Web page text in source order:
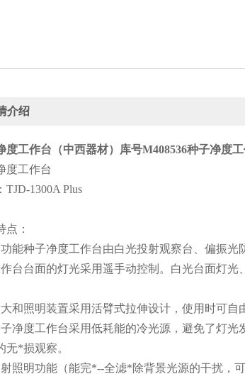
介绍
度工作台（中西器材）库号M408536种子净度
度工作台
TJD-1300A Plus
点：
能种子净度工作台由白光投射观察台、偏振光
台台面的灯光采用遥手动控制。白光台面灯
和照明装置采用活臂式拉伸设计，使用时可自
净度工作台采用低耗能的冷光源，避免了灯
无*损观察。
照明功能（能完*--全滤*除背景光源的干扰，